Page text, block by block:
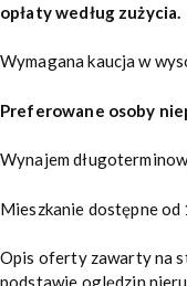
opłaty według zużycia.
Wymagana kaucja w
Preferowane osoby
Wynajem
Mieszkanie dostępne
Opis oferty zawarty na
podstawie oględzin